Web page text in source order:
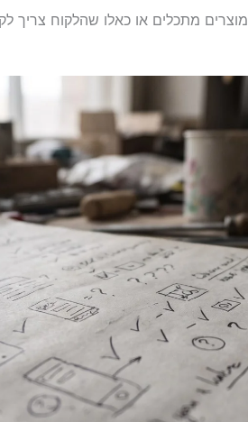
מוצרים מתכלים או כאלו שהלקוח צריך